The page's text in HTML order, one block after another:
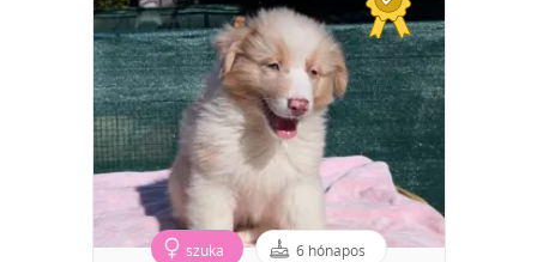
szuka 6 hónapos